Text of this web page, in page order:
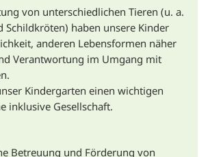
von unterschiedlichen Tieren (u. a.
Schildkröten) haben unsere Kinder
anderen Lebensformen näher
Verantwortung im Umgang mit
Kindergarten einen wichtigen
inklusive Gesellschaft.
Betreuung und Förderung von